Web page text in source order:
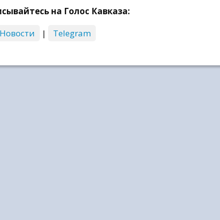
на Голос Кавказа:
| Telegram